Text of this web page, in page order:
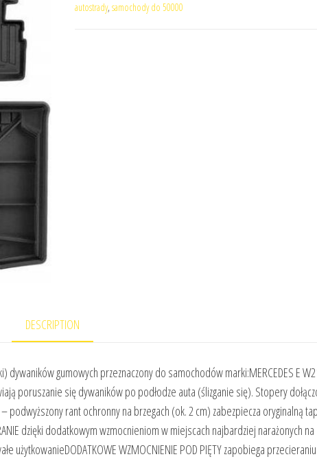
autostrady, samochody do 50000
DESCRIPTION
dywaników gumowych przeznaczony do samochodów marki:MERCEDES E
poruszanie się dywaników po podłodze auta (ślizganie się). Stopery
podwyższony rant ochronny na brzegach (ok. 2 cm) zabezpiecza oryginalną
dzięki dodatkowym wzmocnieniom w miejscach najbardziej narażonych na
użytkowanieDODATKOWE WZMOCNIENIE POD PIĘTY zapobiega